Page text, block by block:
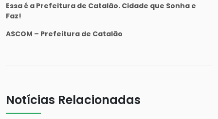
Essa é a Prefeitura de Catalão. Cidade que Sonha e
Faz!
ASCOM – Prefeitura de Catalão
Notícias Relacionadas